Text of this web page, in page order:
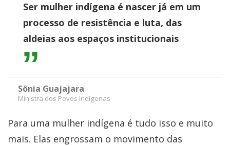
Ser mulher indígena é nascer já em um
processo de resistência e luta, das
aldeias aos espaços institucionais
Sônia Guajajara
Ministra dos Povos Indígenas
Para uma mulher indígena é tudo isso e muito
mais. Elas engrossam o movimento das